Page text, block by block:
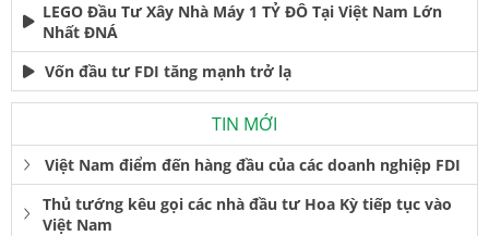
LEGO Đầu Tư Xây Nhà Máy 1 TỶ ĐÔ Tại Việt Nam Lớn
Nhất ĐNÁ
Vốn đầu tư FDI tăng mạnh trở lạ
TIN MỚI
Việt Nam điểm đến hàng đầu của các doanh nghiệp FDI
Thủ tướng kêu gọi các nhà đầu tư Hoa Kỳ tiếp tục vào
Việt Nam